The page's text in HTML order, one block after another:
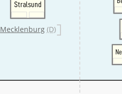
Stralsund
Mecklenburg (D)